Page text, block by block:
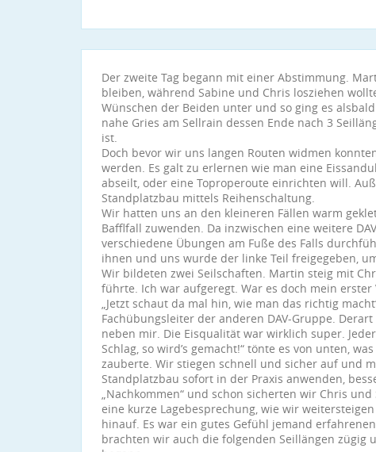
Der zweite Tag begann mit einer Abstimmung.
bleiben, während Sabine und Chris losziehen
Wünschen der Beiden unter und so ging es
nahe Gries am Sellrain dessen Ende nach 3
ist.
Doch bevor wir uns langen Routen widmen
werden. Es galt zu erlernen wie man eine
abseilt, oder eine Toproperoute einrichten will.
Standplatzbau mittels Reihenschaltung.
Wir hatten uns an den kleineren Fällen warm
Bafflfall zuwenden. Da inzwischen eine weitere
verschiedene Übungen am Fuße des Falls
ihnen und uns wurde der linke Teil freigegeben,
Wir bildeten zwei Seilschaften. Martin steig mit
führte. Ich war aufgeregt. War es doch mein erster
„Jetzt schaut da mal hin, wie man das richtig
Fachübungsleiter der anderen DAV-Gruppe.
neben mir. Die Eisqualität war wirklich super.
Schlag, so wird’s gemacht!“ tönte es von unten,
zauberte. Wir stiegen schnell und sicher auf und
Standplatzbau sofort in der Praxis anwenden,
„Nachkommen“ und schon sicherten wir Chris
eine kurze Lagebesprechung, wie wir
hinauf. Es war ein gutes Gefühl jemand
brachten wir auch die folgenden Seillängen zügig